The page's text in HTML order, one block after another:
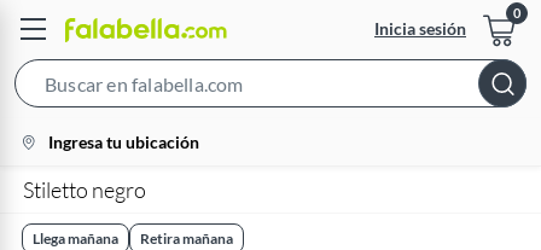
Inicia sesión
Bar
location-
icon
Ingresa tu ubicación
Stiletto negro
Llega mañana Retira mañana